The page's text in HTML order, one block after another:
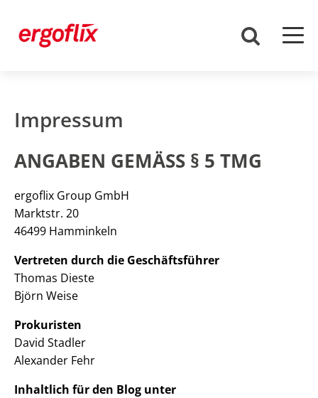
Impressum
ANGABEN GEMÄSS § 5 TMG
ergoflix Group GmbH
Marktstr. 20
46499 Hamminkeln
Vertreten durch die Geschäftsführer
Thomas Dieste
Björn Weise
Prokuristen
David Stadler
Alexander Fehr
Inhaltlich für den Blog unter